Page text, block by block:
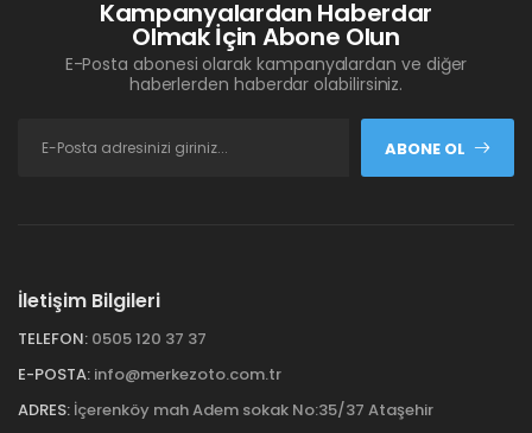
Kampanyalardan Haberdar
Olmak İçin Abone Olun
E-Posta abonesi olarak kampanyalardan ve diğer
haberlerden haberdar olabilirsiniz.
ABONE OL
İletişim Bilgileri
TELEFON: 0505 120 37 37
E-POSTA: info@merkezoto.com.tr
ADRES: İçerenköy mah Adem sokak No:35/37 Ataşehir